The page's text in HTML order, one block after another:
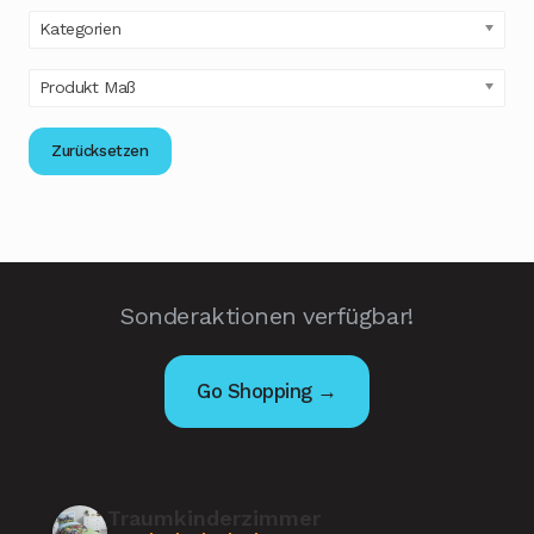
Kategorien
Produkt Maß
Zurücksetzen
Sonderaktionen verfügbar!
Go Shopping →